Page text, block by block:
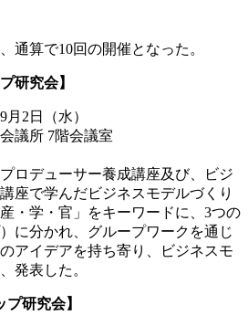
通算で10回の開催となった。
研究会】
2日（水）
議所 7階会議室
ロデューサー養成講座及び、ビジ
座で学んだビジネスモデルづくり
・学・官」をキーワードに、3つの
に分かれ、グループワークを通じ
アイデアを持ち寄り、ビジネスモ
発表した。
プ研究会】